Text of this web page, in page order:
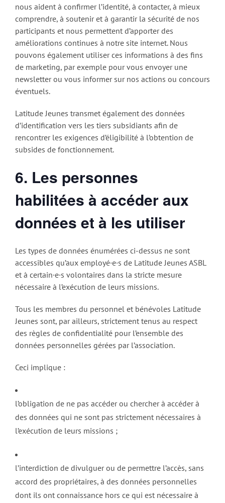
nous aident à confirmer l’identité, à contacter, à mieux
comprendre, à soutenir et à garantir la sécurité de nos
participants et nous permettent d’apporter des
améliorations continues à notre site internet. Nous
pouvons également utiliser ces informations à des fins
de marketing, par exemple pour vous envoyer une
newsletter ou vous informer sur nos actions ou concours
éventuels.
Latitude Jeunes transmet également des données
d’identification vers les tiers subsidiants afin de
rencontrer les exigences d’éligibilité à l’obtention de
subsides de fonctionnement.
6. Les personnes
habilitées à accéder aux
données et à les utiliser
Les types de données énumérées ci-dessus ne sont
accessibles qu’aux employé·e·s de Latitude Jeunes ASBL
et à certain·e·s volontaires dans la stricte mesure
nécessaire à l’exécution de leurs missions.
Tous les membres du personnel et bénévoles Latitude
Jeunes sont, par ailleurs, strictement tenus au respect
des règles de confidentialité pour l’ensemble des
données personnelles gérées par l’association.
Ceci implique :
l’obligation de ne pas accéder ou chercher à accéder à
des données qui ne sont pas strictement nécessaires à
l’exécution de leurs missions ;
l’interdiction de divulguer ou de permettre l’accès, sans
accord des propriétaires, à des données personnelles
dont ils ont connaissance hors ce qui est nécessaire à